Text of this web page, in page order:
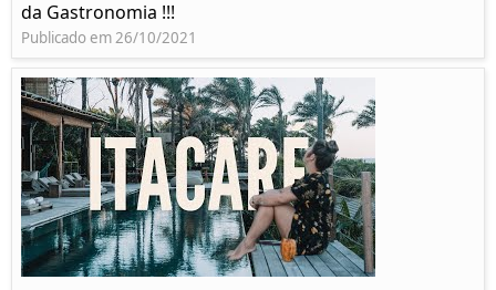
da Gastronomia !!!
Publicado em 26/10/2021